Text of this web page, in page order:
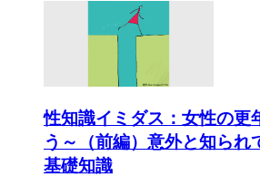
性知識イミダス：女性の更
う～（前編）意外と知られ
基礎知識